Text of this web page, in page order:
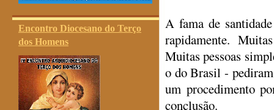
Encontro Diocesano do Terço
dos Homens
A fama de
rapidamente.
Muitas pessoas
o do Brasil - pediram
um procedimento
conclusão.